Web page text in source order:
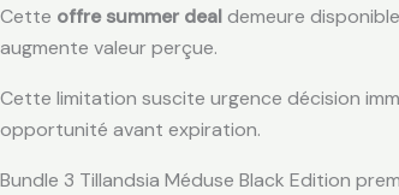
Cette offre summer dealdemeure
augmente valeur perçue.
Cette limitation suscite urgence décision
opportunité avant expiration.
Bundle 3 Tillandsia Méduse Black Edition